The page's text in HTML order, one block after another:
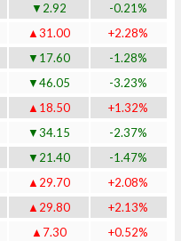
▼2.92
-0.21%
▲31.00
+2.28%
▼17.60
-1.28%
▼46.05
-3.23%
▲18.50
+1.32%
▼34.15
-2.37%
▼21.40
-1.47%
▲29.70
+2.08%
▲29.80
+2.13%
▲7.30
+0.52%